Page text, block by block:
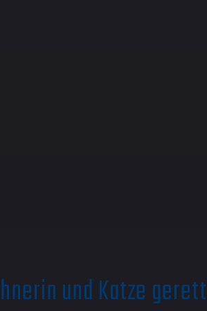
und Katze